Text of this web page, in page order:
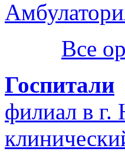
Все
Госпитали
филиал в